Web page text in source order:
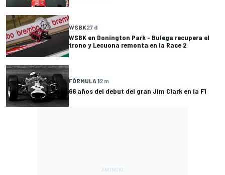
WSBK27 d
WSBK en Donington Park - Bulega recupera el
trono y Lecuona remonta en la Race 2
FÓRMULA 12 m
66 años del debut del gran Jim Clark en la F1